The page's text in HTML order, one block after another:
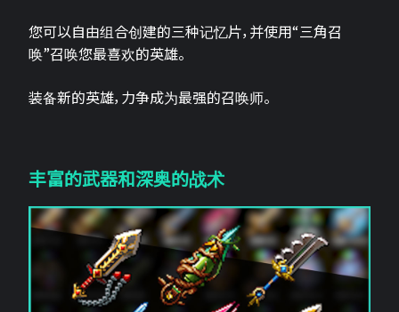
您可以自由组合创建的三种记忆片，并使用“三角召
唤”召唤您最喜欢的英雄。
装备新的英雄，力争成为最强的召唤师。
丰富的武器和深奥的战术